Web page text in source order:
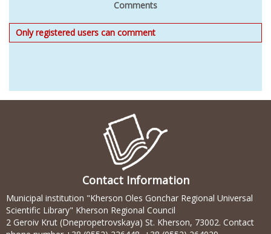
Comments
Only registered users can comment
Contact Information
Municipal institution "Kherson Oles Gonchar Regional Universal
Scientific Library" Kherson Regional Council
2 Geroiv Krut (Dnepropetrovskaya) St. Kherson, 73002. Contact